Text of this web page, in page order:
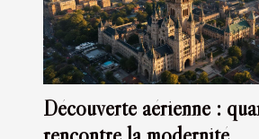
Découverte aérienne :